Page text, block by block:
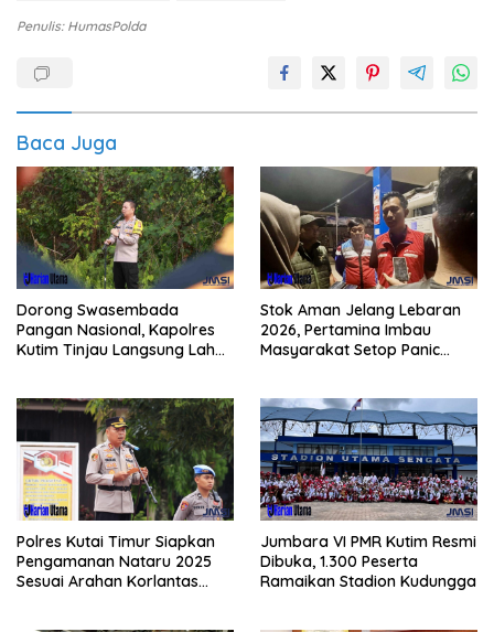
Penulis: HumasPolda
Baca Juga
Dorong Swasembada
Pangan Nasional, Kapolres
Kutim Tinjau Langsung Lahan
Stok Aman Jelang Lebaran
2026, Pertamina Imbau
Masyarakat Setop Panic
Polres Kutai Timur Siapkan
Pengamanan Nataru 2025
Sesuai Arahan Korlantas
Jumbara VI PMR Kutim Resmi
Dibuka, 1.300 Peserta
Ramaikan Stadion Kudungga